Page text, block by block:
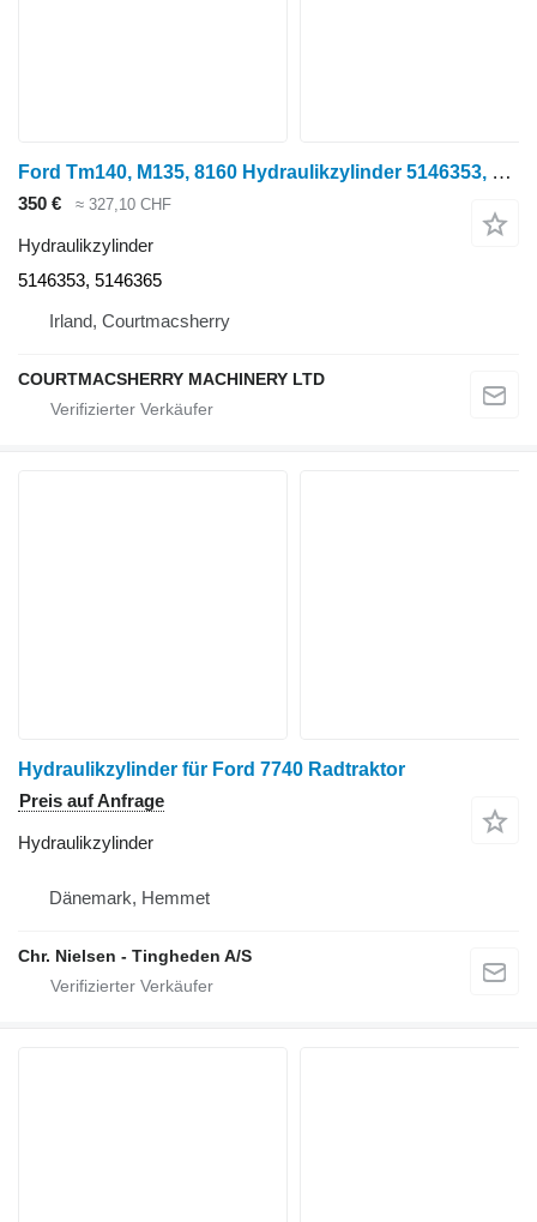
Ford Tm140, M135, 8160 Hydraulikzylinder 5146353, 5146365 für Radtraktor
350 € ≈ 327,10 CHF
Hydraulikzylinder
5146353, 5146365
Irland, Courtmacsherry
COURTMACSHERRY MACHINERY LTD
Hydraulikzylinder für Ford 7740 Radtraktor
Preis auf Anfrage
Hydraulikzylinder
Dänemark, Hemmet
Chr. Nielsen - Tingheden A/S